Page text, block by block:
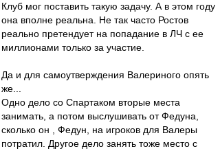
Клуб мог поставить такую задачу. А в этом году
она вполне реальна. Не так часто Ростов
реально претендует на попадание в ЛЧ с ее
миллионами только за участие.
Да и для самоутверждения Валериного опять
же...
Одно дело со Спартаком вторые места
занимать, а потом выслушивать от Федуна,
сколько он , Федун, на игроков для Валеры
потратил. Другое дело занять тоже место с